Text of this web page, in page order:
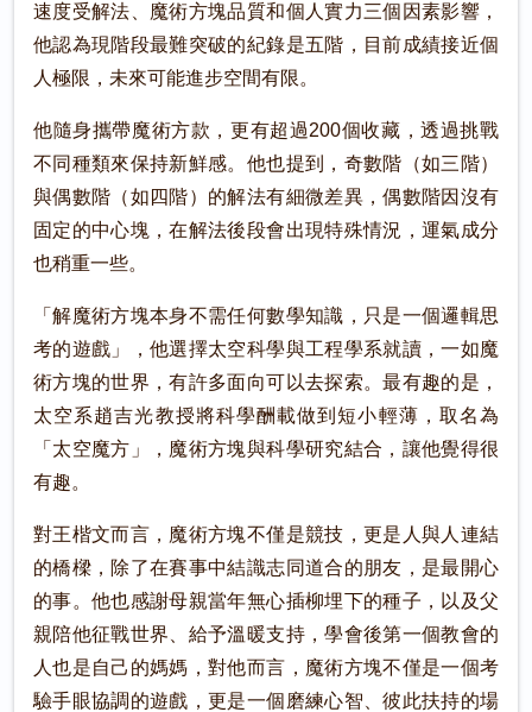
速度受解法、魔術方塊品質和個人實力三個因素影響，
他認為現階段最難突破的紀錄是五階，目前成績接近個
人極限，未來可能進步空間有限。
他隨身攜帶魔術方款，更有超過200個收藏，透過挑戰
不同種類來保持新鮮感。他也提到，奇數階（如三階）
與偶數階（如四階）的解法有細微差異，偶數階因沒有
固定的中心塊，在解法後段會出現特殊情況，運氣成分
也稍重一些。
「解魔術方塊本身不需任何數學知識，只是一個邏輯思
考的遊戲」，他選擇太空科學與工程學系就讀，一如魔
術方塊的世界，有許多面向可以去探索。最有趣的是，
太空系趙吉光教授將科學酬載做到短小輕薄，取名為
「太空魔方」，魔術方塊與科學研究結合，讓他覺得很
有趣。
對王楷文而言，魔術方塊不僅是競技，更是人與人連結
的橋樑，除了在賽事中結識志同道合的朋友，是最開心
的事。他也感謝母親當年無心插柳埋下的種子，以及父
親陪他征戰世界、給予溫暖支持，學會後第一個教會的
人也是自己的媽媽，對他而言，魔術方塊不僅是一個考
驗手眼協調的遊戲，更是一個磨練心智、彼此扶持的場